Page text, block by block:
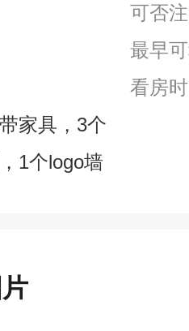
可否
最早
看房
家具，3个
1个logo墙